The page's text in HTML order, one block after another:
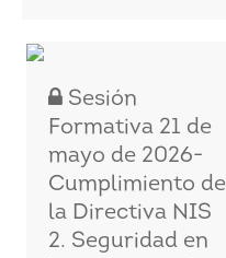
Sesión
Formativa 21 de
mayo de 2026-
Cumplimiento de
la Directiva NIS
2. Seguridad en